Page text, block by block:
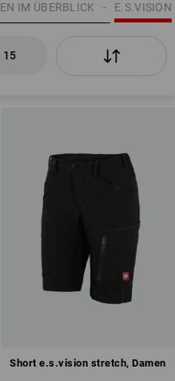
E.S.VISION
IM ÜBERBLICK
15
Short e.s.vision stretch, Damen